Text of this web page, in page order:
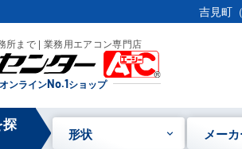
吉見町
所まで | 業務用エアコン専門店
ンラインNo.1ショップ
形状 メー